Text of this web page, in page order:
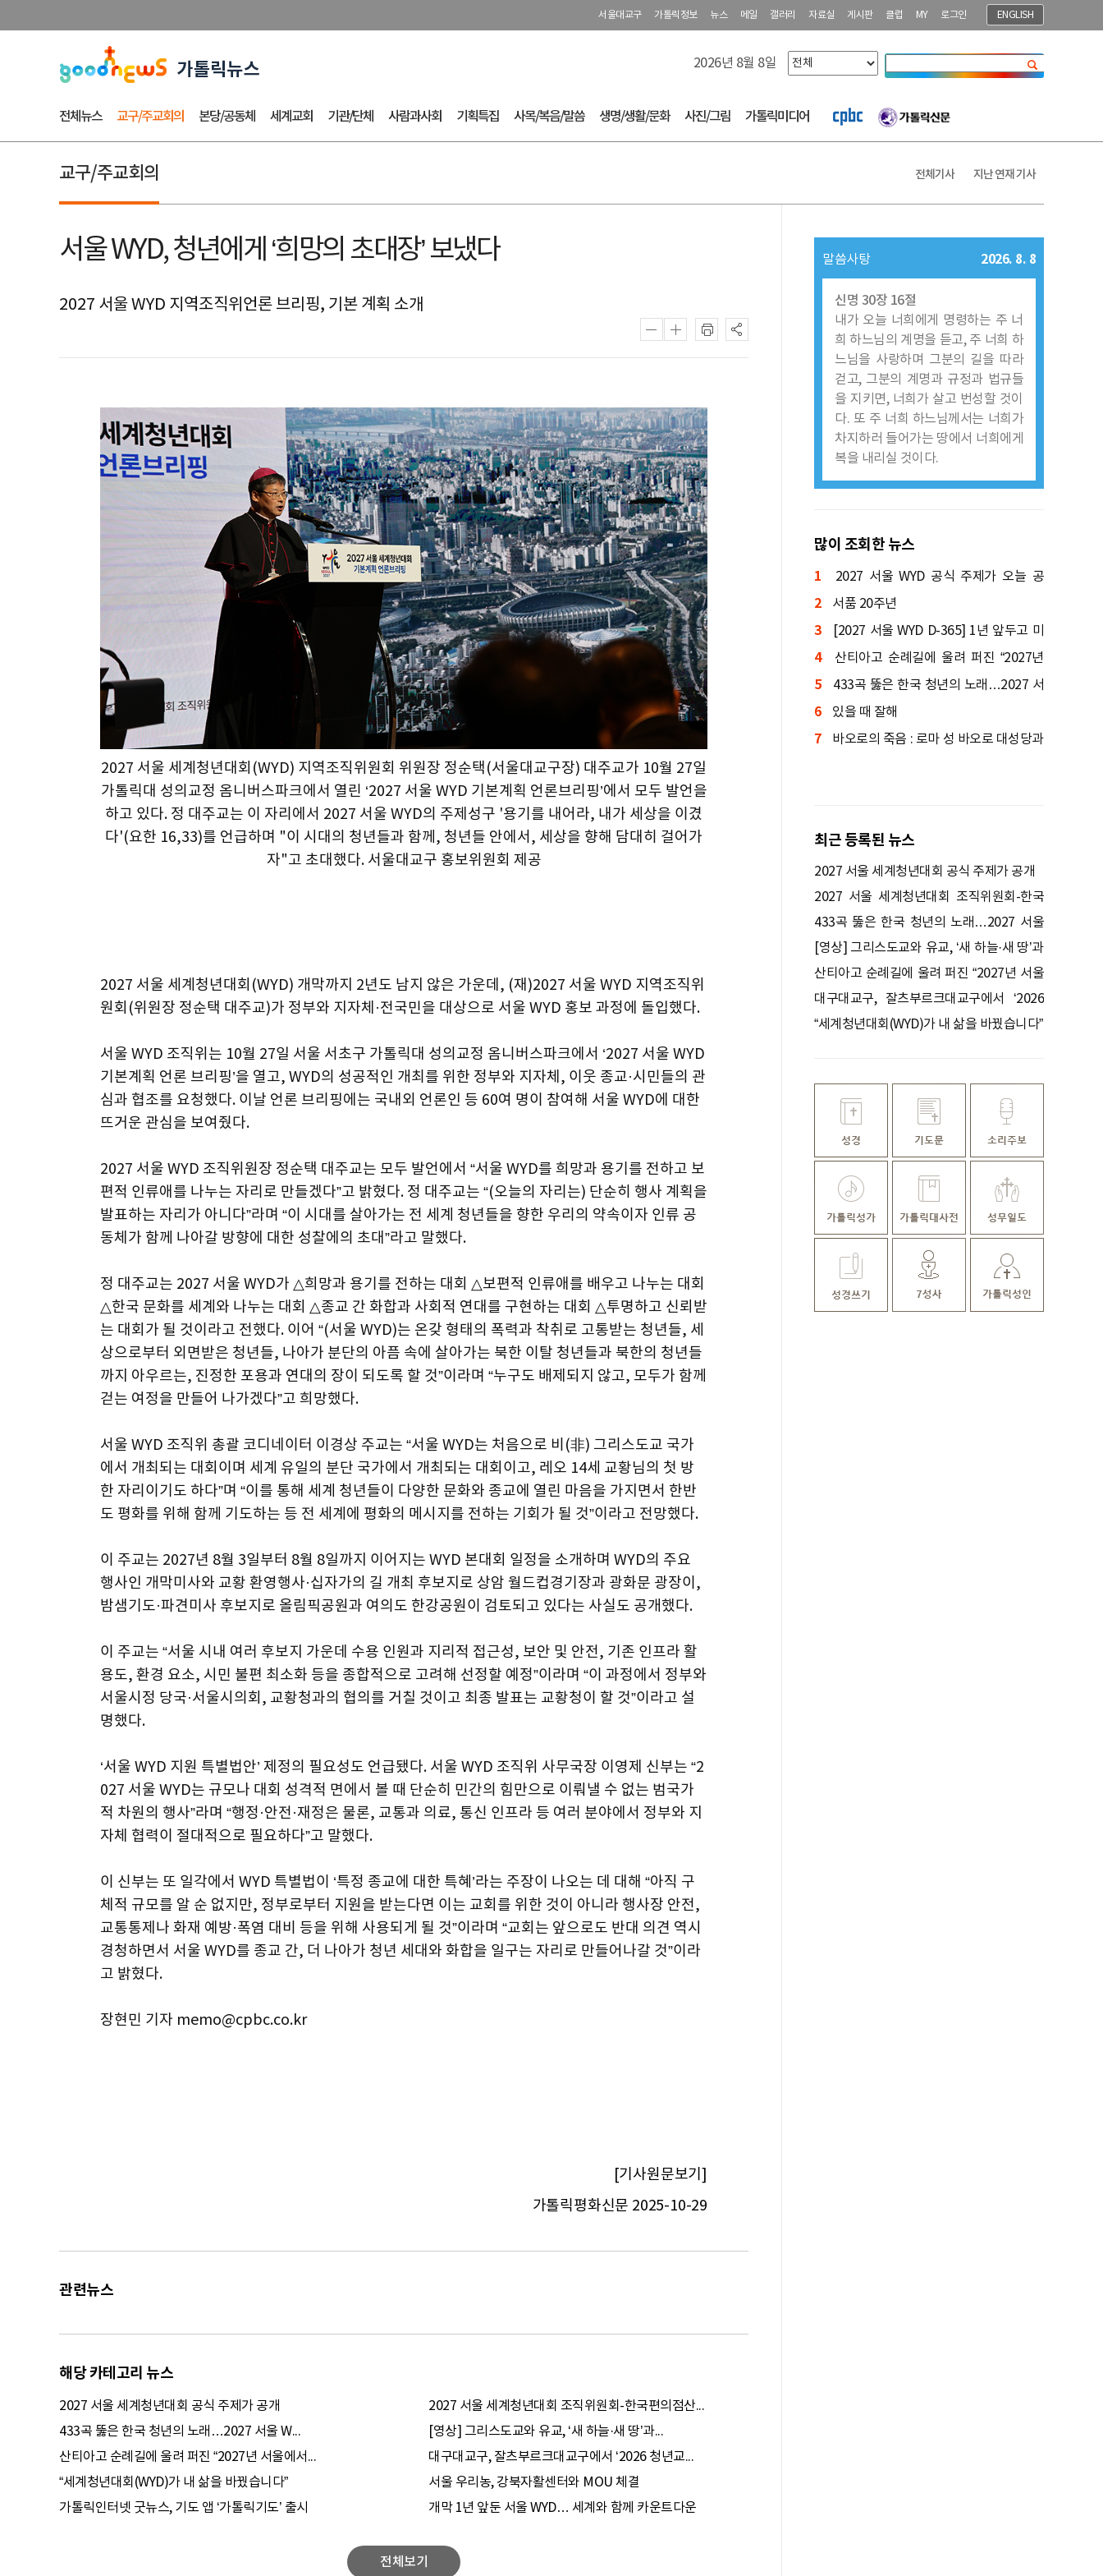
서울대교구 가톨릭정보 뉴스 메일 갤러리 자료실 게시판 클럽 MY 로그인 ENGLISH
2026년 8월 8일
전체뉴스 교구/주교회의 본당/공동체 세계교회 기관/단체 사람과사회 기획특집 사목/복음/말씀 생명/생활/문화 사진/그림 가톨릭미디어
교구/주교회의 전체기사 지난 연재 기사
서울 WYD, 청년에게 ‘희망의 초대장’ 보냈다
2027 서울 WYD 지역조직위언론 브리핑, 기본 계획 소개
2027 서울 세계청년대회(WYD) 지역조직위원회 위원장 정순택(서울대교구장) 대주교가 10월 27일
가톨릭대 성의교정 옴니버스파크에서 열린 ‘2027 서울 WYD 기본계획 언론브리핑’에서 모두 발언을
하고 있다. 정 대주교는 이 자리에서 2027 서울 WYD의 주제성구 '용기를 내어라, 내가 세상을 이겼
다'(요한 16,33)를 언급하며 "이 시대의 청년들과 함께, 청년들 안에서, 세상을 향해 담대히 걸어가
자"고 초대했다. 서울대교구 홍보위원회 제공
2027 서울 세계청년대회(WYD) 개막까지 2년도 남지 않은 가운데, (재)2027 서울 WYD 지역조직위
원회(위원장 정순택 대주교)가 정부와 지자체·전국민을 대상으로 서울 WYD 홍보 과정에 돌입했다.
서울 WYD 조직위는 10월 27일 서울 서초구 가톨릭대 성의교정 옴니버스파크에서 ‘2027 서울 WYD
기본계획 언론 브리핑’을 열고, WYD의 성공적인 개최를 위한 정부와 지자체, 이웃 종교·시민들의 관
심과 협조를 요청했다. 이날 언론 브리핑에는 국내외 언론인 등 60여 명이 참여해 서울 WYD에 대한
뜨거운 관심을 보여줬다.
2027 서울 WYD 조직위원장 정순택 대주교는 모두 발언에서 “서울 WYD를 희망과 용기를 전하고 보
편적 인류애를 나누는 자리로 만들겠다”고 밝혔다. 정 대주교는 “(오늘의 자리는) 단순히 행사 계획을
발표하는 자리가 아니다”라며 “이 시대를 살아가는 전 세계 청년들을 향한 우리의 약속이자 인류 공
동체가 함께 나아갈 방향에 대한 성찰에의 초대”라고 말했다.
정 대주교는 2027 서울 WYD가 △희망과 용기를 전하는 대회 △보편적 인류애를 배우고 나누는 대회
△한국 문화를 세계와 나누는 대회 △종교 간 화합과 사회적 연대를 구현하는 대회 △투명하고 신뢰받
는 대회가 될 것이라고 전했다. 이어 “(서울 WYD)는 온갖 형태의 폭력과 착취로 고통받는 청년들, 세
상으로부터 외면받은 청년들, 나아가 분단의 아픔 속에 살아가는 북한 이탈 청년들과 북한의 청년들
까지 아우르는, 진정한 포용과 연대의 장이 되도록 할 것”이라며 “누구도 배제되지 않고, 모두가 함께
걷는 여정을 만들어 나가겠다”고 희망했다.
서울 WYD 조직위 총괄 코디네이터 이경상 주교는 “서울 WYD는 처음으로 비(非) 그리스도교 국가
에서 개최되는 대회이며 세계 유일의 분단 국가에서 개최되는 대회이고, 레오 14세 교황님의 첫 방
한 자리이기도 하다”며 “이를 통해 세계 청년들이 다양한 문화와 종교에 열린 마음을 가지면서 한반
도 평화를 위해 함께 기도하는 등 전 세계에 평화의 메시지를 전하는 기회가 될 것”이라고 전망했다.
이 주교는 2027년 8월 3일부터 8월 8일까지 이어지는 WYD 본대회 일정을 소개하며 WYD의 주요
행사인 개막미사와 교황 환영행사·십자가의 길 개최 후보지로 상암 월드컵경기장과 광화문 광장이,
밤샘기도·파견미사 후보지로 올림픽공원과 여의도 한강공원이 검토되고 있다는 사실도 공개했다.
이 주교는 “서울 시내 여러 후보지 가운데 수용 인원과 지리적 접근성, 보안 및 안전, 기존 인프라 활
용도, 환경 요소, 시민 불편 최소화 등을 종합적으로 고려해 선정할 예정”이라며 “이 과정에서 정부와
서울시정 당국·서울시의회, 교황청과의 협의를 거칠 것이고 최종 발표는 교황청이 할 것”이라고 설
명했다.
‘서울 WYD 지원 특별법안’ 제정의 필요성도 언급됐다. 서울 WYD 조직위 사무국장 이영제 신부는 “2
027 서울 WYD는 규모나 대회 성격적 면에서 볼 때 단순히 민간의 힘만으로 이뤄낼 수 없는 범국가
적 차원의 행사”라며 “행정·안전·재정은 물론, 교통과 의료, 통신 인프라 등 여러 분야에서 정부와 지
자체 협력이 절대적으로 필요하다”고 말했다.
이 신부는 또 일각에서 WYD 특별법이 ‘특정 종교에 대한 특혜’라는 주장이 나오는 데 대해 “아직 구
체적 규모를 알 순 없지만, 정부로부터 지원을 받는다면 이는 교회를 위한 것이 아니라 행사장 안전,
교통통제나 화재 예방·폭염 대비 등을 위해 사용되게 될 것”이라며 “교회는 앞으로도 반대 의견 역시
경청하면서 서울 WYD를 종교 간, 더 나아가 청년 세대와 화합을 일구는 자리로 만들어나갈 것”이라
고 밝혔다.
장현민 기자 memo@cpbc.co.kr
[기사원문보기]
가톨릭평화신문 2025-10-29
관련뉴스
해당 카테고리 뉴스
2027 서울 세계청년대회 공식 주제가 공개
2027 서울 세계청년대회 조직위원회-한국편의점산...
433곡 뚫은 한국 청년의 노래…2027 서울 W...
[영상] 그리스도교와 유교, ‘새 하늘·새 땅’과...
산티아고 순례길에 울려 퍼진 “2027년 서울에서...
대구대교구, 잘츠부르크대교구에서 ‘2026 청년교...
“세계청년대회(WYD)가 내 삶을 바꿨습니다”
서울 우리농, 강북자활센터와 MOU 체결
가톨릭인터넷 굿뉴스, 기도 앱 ‘가톨릭기도’ 출시
개막 1년 앞둔 서울 WYD… 세계와 함께 카운트다운
전체보기
말씀사탕 2026. 8. 8
신명 30장 16절
내가 오늘 너희에게 명령하는 주 너
희 하느님의 계명을 듣고, 주 너희 하
느님을 사랑하며 그분의 길을 따라
걷고, 그분의 계명과 규정과 법규들
을 지키면, 너희가 살고 번성할 것이
다. 또 주 너희 하느님께서는 너희가
차지하러 들어가는 땅에서 너희에게
복을 내리실 것이다.
많이 조회한 뉴스
1
2027 서울 WYD 공식 주제가 오늘 공
개…한국인 곡 선정
2 서품 20주년
3
[2027 서울 WYD D-365] 1년 앞두고 미
니 WYD 열린다
4
산티아고 순례길에 울려 퍼진 “2027년
서울에서 만나요!”
5
433곡 뚫은 한국 청년의 노래…2027 서
울 WYD 공식 주제가로
6 있을 때 잘해
7
바오로의 죽음 : 로마 성 바오로 대성당과
최근 등록된 뉴스
2027 서울 세계청년대회 공식 주제가 공개
2027 서울 세계청년대회 조직위원회-한국
편의점산업협회 업무협약 체결
433곡 뚫은 한국 청년의 노래…2027 서울
WYD 공식 주제가로
[영상] 그리스도교와 유교, ‘새 하늘·새 땅’과
‘대동’을 말하다
산티아고 순례길에 울려 퍼진 “2027년 서울
에서 만나요!”
대구대교구, 잘츠부르크대교구에서 ‘2026
청년교류모임’
“세계청년대회(WYD)가 내 삶을 바꿨습니다”